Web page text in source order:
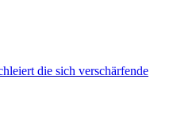
die sich verschärfende